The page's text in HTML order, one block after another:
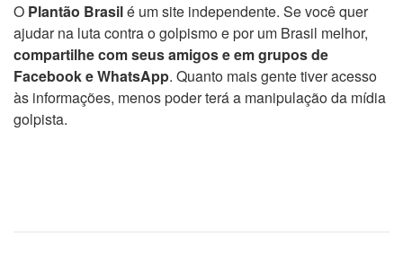
O Plantão Brasilé um site independente. Se você quer
ajudar na luta contra o golpismo e por um Brasil melhor,
compartilhe com seus amigos e em grupos de
Facebook e WhatsApp. Quanto mais gente tiver acesso
às informações, menos poder terá a manipulação da mídia
golpista.